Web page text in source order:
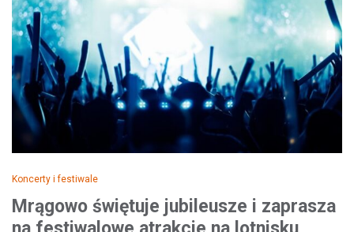
Koncerty i festiwale
Mrągowo świętuje jubileusze i zaprasza